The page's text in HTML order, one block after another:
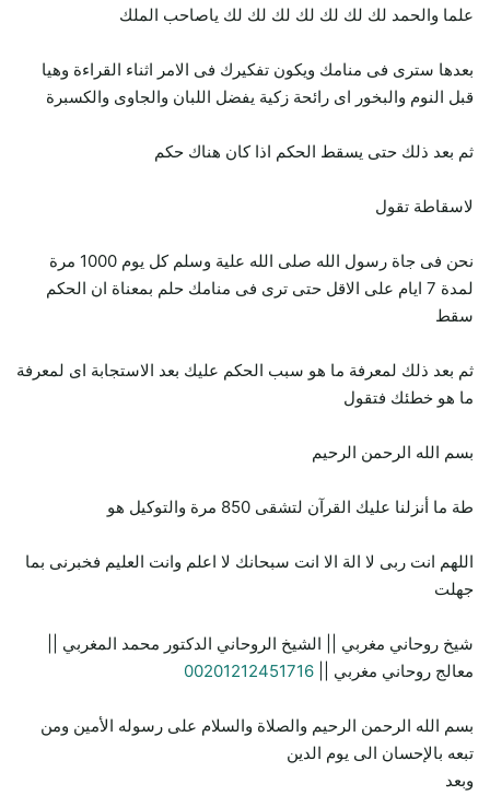
علما والحمد لك لك لك لك لك لك لك ياصاحب الملك
بعدها سترى فى منامك ويكون تفكيرك فى الامر اثناء القراءة وهيا
قبل النوم والبخور اى رائحة زكية يفضل اللبان والجاوى والكسبرة
ثم بعد ذلك حتى يسقط الحكم اذا كان هناك حكم
لاسقاطة تقول
نحن فى جاة رسول الله صلى الله علية وسلم كل يوم 1000 مرة
لمدة 7 ايام على الاقل حتى ترى فى منامك حلم بمعناة ان الحكم
سقط
ثم بعد ذلك لمعرفة ما هو سبب الحكم عليك بعد الاستجابة اى لمعرفة
ما هو خطئك فتقول
بسم الله الرحمن الرحيم
طة ما أنزلنا عليك القرآن لتشقى 850 مرة والتوكيل هو
اللهم انت ربى لا الة الا انت سبحانك لا اعلم وانت العليم فخبرنى بما
جهلت
شيخ روحاني مغربي || الشيخ الروحاني الدكتور محمد المغربي ||
معالج روحاني مغربي || 00201212451716
بسم الله الرحمن الرحيم والصلاة والسلام على رسوله الأمين ومن
تبعه بالإحسان الى يوم الدين
وبعد